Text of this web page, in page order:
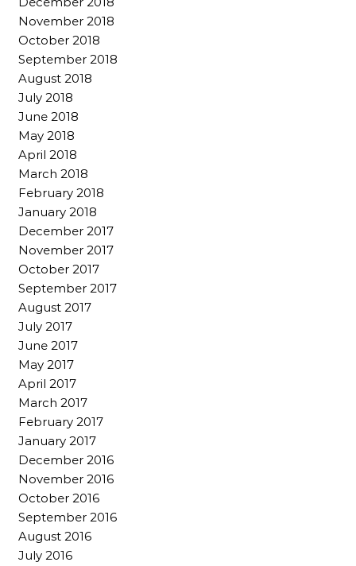
November 2018
October 2018
September 2018
August 2018
July 2018
June 2018
May 2018
April 2018
March 2018
February 2018
January 2018
December 2017
November 2017
October 2017
September 2017
August 2017
July 2017
June 2017
May 2017
April 2017
March 2017
February 2017
January 2017
December 2016
November 2016
October 2016
September 2016
August 2016
July 2016